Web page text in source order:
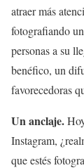
atraer más
fotografiando
personas a su
benéfico, un
favorecedoras
Un anclaje.
Instagram,
que estés